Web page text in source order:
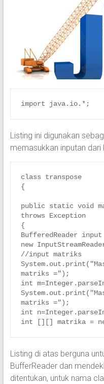
Listing ini digunakan
memasukkan inputan dari
class transpose
{
public static void
throws Exception
{
BufferedReader
new
//input matriks
matriks =");
int
matriks =");
int
int [][] matrika =
Listing di atas berguna
BufferReader dan
ditentukan, untuk nama